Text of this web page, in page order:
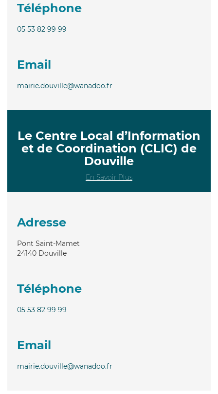
Téléphone
05 53 82 99 99
Email
mairie.douville@wanadoo.fr
Le Centre Local d’Information
et de Coordination (CLIC) de
Douville
En Savoir Plus
Adresse
Pont Saint-Mamet
24140 Douville
Téléphone
05 53 82 99 99
Email
mairie.douville@wanadoo.fr